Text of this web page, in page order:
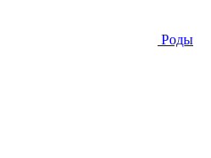
Роды